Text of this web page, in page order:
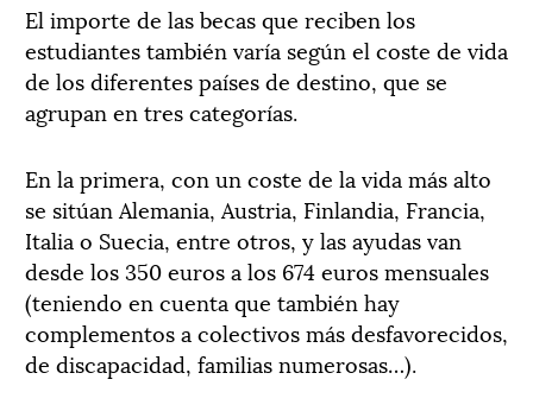
El importe de las becas que reciben los
estudiantes también varía según el coste de vida
de los diferentes países de destino, que se
agrupan en tres categorías.
En la primera, con un coste de la vida más alto
se sitúan Alemania, Austria, Finlandia, Francia,
Italia o Suecia, entre otros, y las ayudas van
desde los 350 euros a los 674 euros mensuales
(teniendo en cuenta que también hay
complementos a colectivos más desfavorecidos,
de discapacidad, familias numerosas…).